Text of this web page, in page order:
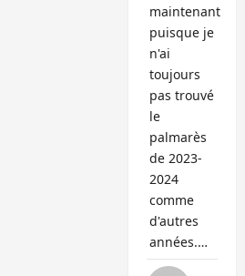
maintenant
puisque je
n'ai
toujours
pas trouvé
le
palmarès
de 2023-
2024
comme
d'autres
années.…